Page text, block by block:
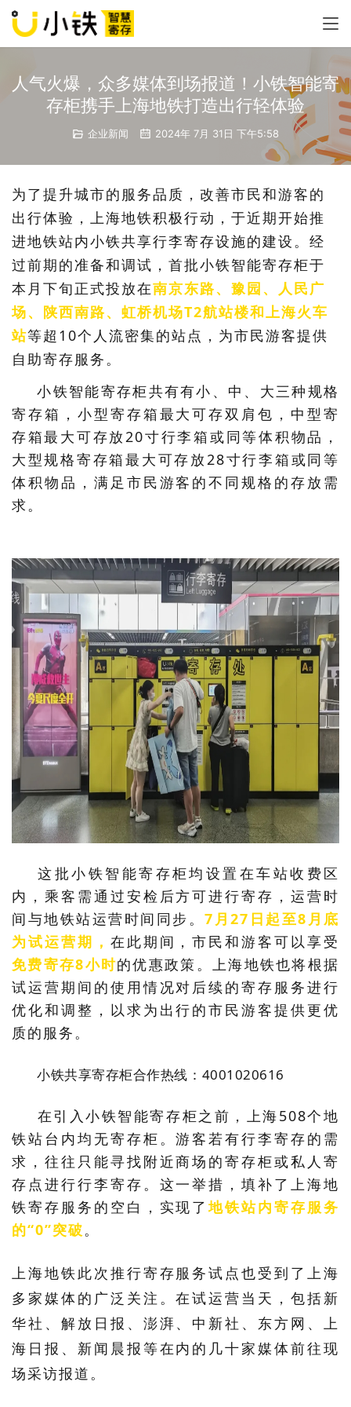
人气火爆，众多媒体到场报道！小铁智能寄
存柜携手上海地铁打造出行轻体验
企业新闻 2024年 7月 31日 下午5:58
为了提升城市的服务品质，改善市民和游客的
出行体验，上海地铁积极行动，于近期开始推
进地铁站内小铁共享行李寄存设施的建设。经
过前期的准备和调试，首批小铁智能寄存柜于
本月下旬正式投放在南京东路、豫园、人民广
场、陕西南路、虹桥机场T2航站楼和上海火车
站等超10个人流密集的站点，为市民游客提供
自助寄存服务。
小铁智能寄存柜共有有小、中、大三种规格
寄存箱，小型寄存箱最大可存双肩包，中型寄
存箱最大可存放20寸行李箱或同等体积物品，
大型规格寄存箱最大可存放28寸行李箱或同等
体积物品，满足市民游客的不同规格的存放需
求。
这批小铁智能寄存柜均设置在车站收费区
内，乘客需通过安检后方可进行寄存，运营时
间与地铁站运营时间同步。 7月27日起至8月底
为试运营期， 在此期间，市民和游客可以享受
免费寄存8小时的优惠政策。上海地铁也将根据
试运营期间的使用情况对后续的寄存服务进行
优化和调整，以求为出行的市民游客提供更优
质的服务。
	小铁共享寄存柜合作热线：4001020616
在引入小铁智能寄存柜之前，上海508个地
铁站台内均无寄存柜。游客若有行李寄存的需
求，往往只能寻找附近商场的寄存柜或私人寄
存点进行行李寄存。这一举措，填补了上海地
铁寄存服务的空白，实现了地铁站内寄存服务
的“0”突破。
上海地铁此次推行寄存服务试点也受到了上海
多家媒体的广泛关注。在试运营当天，包括新
华社、解放日报、澎湃、中新社、东方网、上
海日报、新闻晨报等在内的几十家媒体前往现
场采访报道。